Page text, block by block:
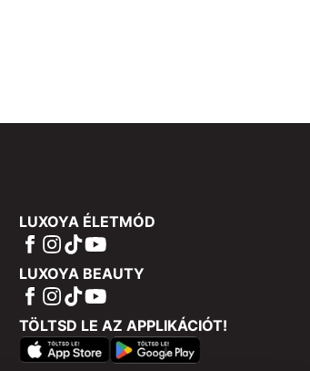
LUXOYA ÉLETMÓD
LUXOYA BEAUTY
TÖLTSD LE AZ APPLIKÁCIÓT!